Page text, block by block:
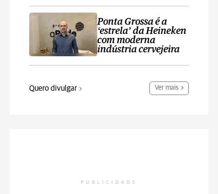
Ponta Grossa é a
‘estrela’ da Heineken
com moderna
indústria cervejeira
Quero divulgar Ver mais
PUBLICIDADE